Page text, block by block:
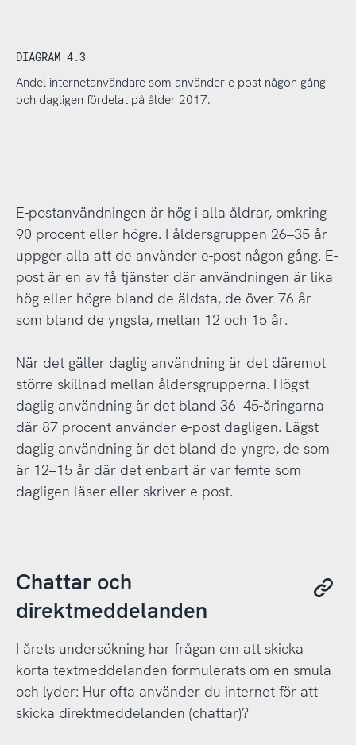
DIAGRAM 4.3
Andel internetanvändare som använder e-post någon gång
och dagligen fördelat på ålder 2017.
E-postanvändningen är hög i alla åldrar, omkring
90 procent eller högre. I åldersgruppen 26–35 år
uppger alla att de använder e-post någon gång. E-
post är en av få tjänster där användningen är lika
hög eller högre bland de äldsta, de över 76 år
som bland de yngsta, mellan 12 och 15 år.
När det gäller daglig användning är det däremot
större skillnad mellan åldersgrupperna. Högst
daglig användning är det bland 36–45-åringarna
där 87 procent använder e-post dagligen. Lägst
daglig användning är det bland de yngre, de som
är 12–15 år där det enbart är var femte som
dagligen läser eller skriver e-post.
Chattar och
direktmeddelanden
I årets undersökning har frågan om att skicka
korta textmeddelanden formulerats om en smula
och lyder: Hur ofta använder du internet för att
skicka direktmeddelanden (chattar)?